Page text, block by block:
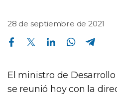
28 de septiembre de 2021
Compartir en Facebook Compartir en Twitter Compartir en Linkedin Compartir en Whatsapp
El ministro de
se reunió hoy con la